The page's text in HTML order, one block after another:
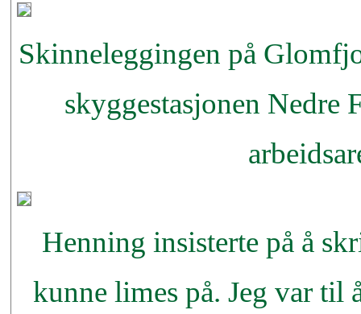
Skinneleggingen på
skyggestasjonen Nedre
Henning insisterte på å
kunne limes på. Jeg var til